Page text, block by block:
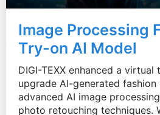
Image Processing
Try-on AI Model
DIGI-TEXX enhanced a
upgrade AI-generated
advanced AI image
photo retouching techniques.